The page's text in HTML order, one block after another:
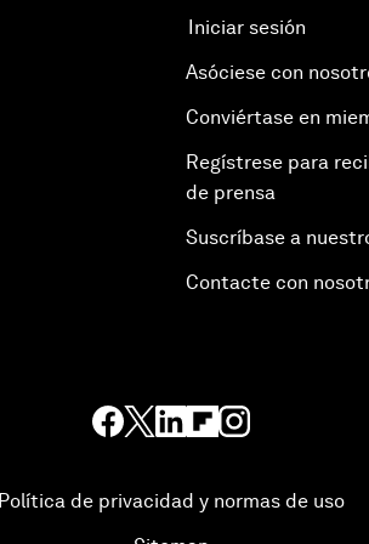
Iniciar sesión
Asóciese con
Conviértase en
Regístrese para
de prensa
Suscríbase a
Contacte con
Política de privacidad y normas de uso